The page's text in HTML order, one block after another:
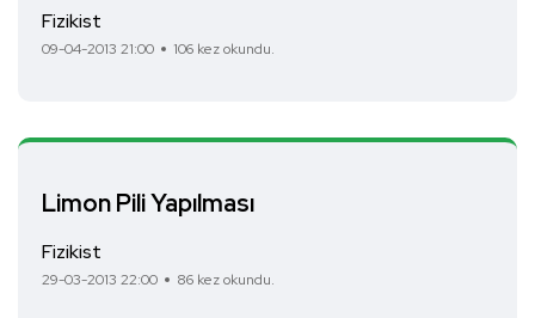
Fizikist
09-04-2013 21:00 106 kez okundu.
Limon Pili Yapılması
Fizikist
29-03-2013 22:00 86 kez okundu.